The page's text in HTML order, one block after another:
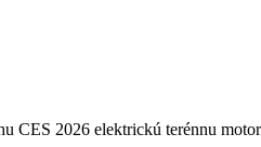
CES 2026 elektrickú terénnu